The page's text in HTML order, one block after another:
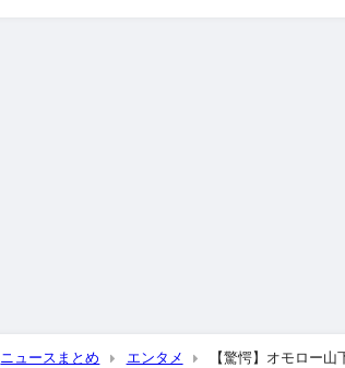
ニュースまとめ エンタメ 【驚愕】オモロー